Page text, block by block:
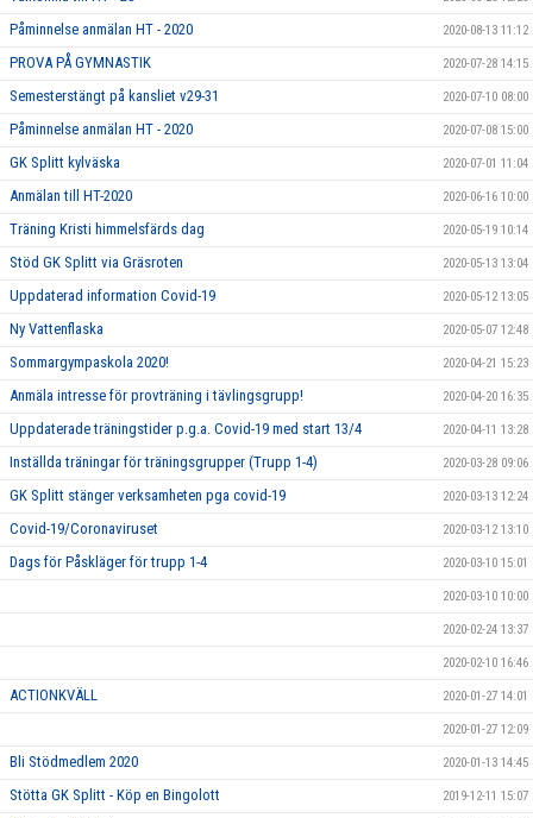
Påminnelse anmälan HT - 2020 2020-08-13 11:12
PROVA PÅ GYMNASTIK 2020-07-28 14:15
Semesterstängt på kansliet v29-31 2020-07-10 08:00
Påminnelse anmälan HT - 2020 2020-07-08 15:00
GK Splitt kylväska 2020-07-01 11:04
Anmälan till HT-2020 2020-06-16 10:00
Träning Kristi himmelsfärds dag 2020-05-19 10:14
Stöd GK Splitt via Gräsroten 2020-05-13 13:04
Uppdaterad information Covid-19 2020-05-12 13:05
Ny Vattenflaska 2020-05-07 12:48
Sommargympaskola 2020! 2020-04-21 15:23
Anmäla intresse för provträning i tävlingsgrupp! 2020-04-20 16:35
Uppdaterade träningstider p.g.a. Covid-19 med start 13/4 2020-04-11 13:28
Inställda träningar för träningsgrupper (Trupp 1-4) 2020-03-28 09:06
GK Splitt stänger verksamheten pga covid-19 2020-03-13 12:24
Covid-19/Coronaviruset 2020-03-12 13:10
Dags för Påskläger för trupp 1-4 2020-03-10 15:01
2020-03-10 10:00
2020-02-24 13:37
2020-02-10 16:46
ACTIONKVÄLL 2020-01-27 14:01
2020-01-27 12:09
Bli Stödmedlem 2020 2020-01-13 14:45
Stötta GK Splitt - Köp en Bingolott 2019-12-11 15:07